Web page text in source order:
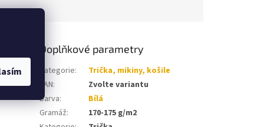
krční
Doplňkové parametry
Kategorie:
Trička, mikiny, košile
EAN:
Zvolte variantu
Barva:
Bílá
Gramáž:
170-175 g/m2